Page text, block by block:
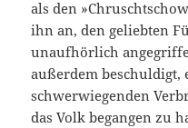
als den
ihn an, den geliebten
unaufhörlich
außerdem beschuldigt,
schwerwiegenden
das Volk begangen zu